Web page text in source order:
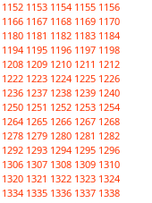
1152 1153 1154 1155 1156
1166 1167 1168 1169 1170
1180 1181 1182 1183 1184
1194 1195 1196 1197 1198
1208 1209 1210 1211 1212
1222 1223 1224 1225 1226
1236 1237 1238 1239 1240
1250 1251 1252 1253 1254
1264 1265 1266 1267 1268
1278 1279 1280 1281 1282
1292 1293 1294 1295 1296
1306 1307 1308 1309 1310
1320 1321 1322 1323 1324
1334 1335 1336 1337 1338